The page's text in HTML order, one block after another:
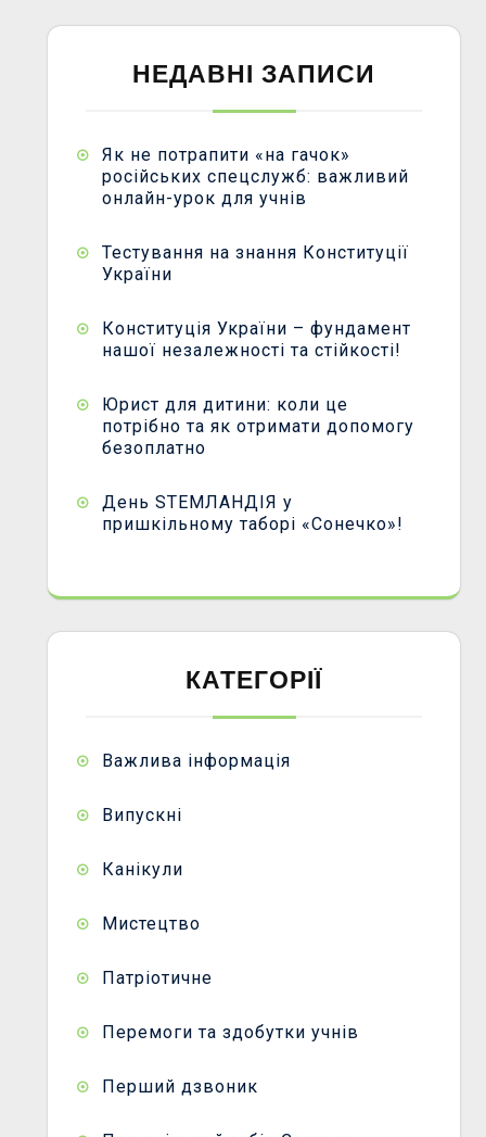
НЕДАВНІ ЗАПИСИ
Як не потрапити «на гачок»
російських спецслужб: важливий
онлайн-урок для учнів
Тестування на знання Конституції
України
Конституція України – фундамент
нашої незалежності та стійкості!
Юрист для дитини: коли це
потрібно та як отримати допомогу
безоплатно
День STEMЛАНДІЯ у
пришкільному таборі «Сонечко»!
КАТЕГОРІЇ
Важлива інформація
Випускні
Канікули
Мистецтво
Патріотичне
Перемоги та здобутки учнів
Перший дзвоник